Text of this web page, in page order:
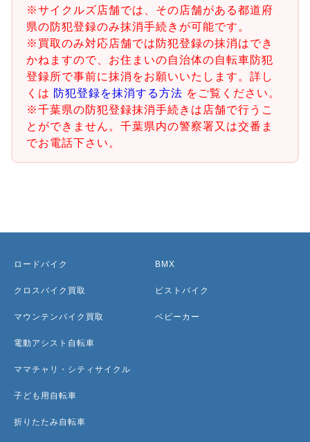
※サイクルズ店舗では、その店舗がある都道府
県の防犯登録のみ抹消手続きが可能です。
※買取のみ対応店舗では防犯登録の抹消はでき
かねますので、お住まいの自治体の自転車防犯
登録所で事前に抹消をお願いいたします。詳し
くは 防犯登録を抹消する方法 をご覧ください。
※千葉県の防犯登録抹消手続きは店舗で行うこ
とができません。千葉県内の警察署又は交番ま
でお電話下さい。
ロードバイク
クロスバイク買取
マウンテンバイク買取
電動アシスト自転車
ママチャリ・シティサイクル
子ども用自転車
折りたたみ自転車
BMX
ピストバイク
ベビーカー